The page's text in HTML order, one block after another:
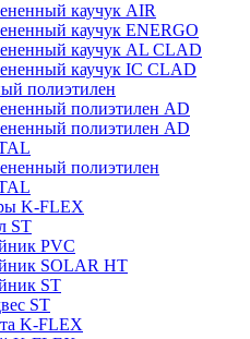
каучук AIR
каучук ENERGO
каучук AL CLAD
каучук IC CLAD
полиэтилен
полиэтилен AD
полиэтилен AD
полиэтилен
K-FLEX
ST
PVC
SOLAR HT
ST
ST
K-FLEX